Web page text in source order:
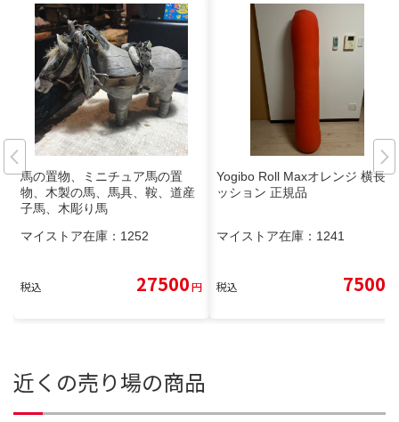
馬の置物、ミニチュア馬の置
物、木製の馬、馬具、鞍、道産
子馬、木彫り馬
マイストア在庫： 1252
税込 27500円
Yogibo Roll Maxオレンジ 横長ク
ッション 正規品
マイストア在庫： 1241
税込 7500
近くの売り場の商品